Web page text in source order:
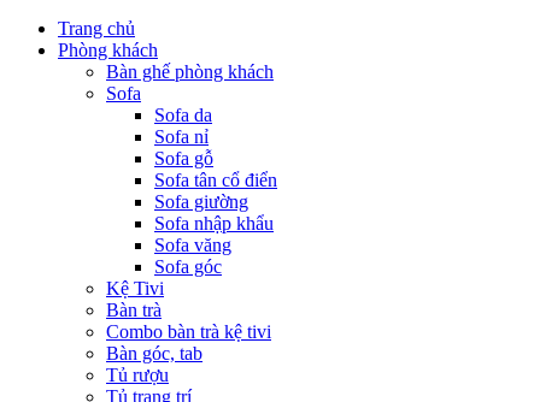
Trang chủ
Phòng khách
Bàn ghế phòng khách
Sofa
Sofa da
Sofa nỉ
Sofa gỗ
Sofa tân cổ điển
Sofa giường
Sofa nhập khẩu
Sofa văng
Sofa góc
Kệ Tivi
Bàn trà
Combo bàn trà kệ tivi
Bàn góc, tab
Tủ rượu
Tủ trang trí